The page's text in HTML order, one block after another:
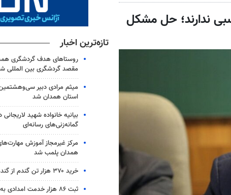
ندارند؛ حل مشکل
تازه‌ترین اخبار
روستاهای هدف گردشگری
مقصد گردشگری بین المللی
میثم مرادی دبیر سی‌وهشتمین
استان همدان شد
بیانیه خانواده شهید لاریجانی
گمانه‌زنی‌های رسانه‌ای
مرکز غیرمجاز آموزش
همدان پلمب شد
خرید ۳۷۰ هزار تن گندم از گندمکاران همدانی
ثبت ۸۶ هزار خدمت امدادی به زائران اربعین